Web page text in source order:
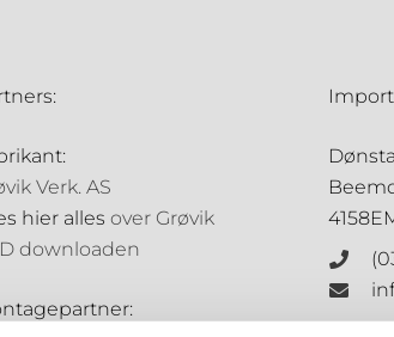
Verk. AS
hier alles over Grøvik
downloaden